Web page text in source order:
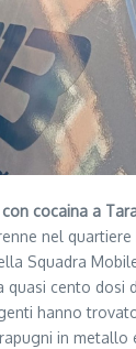
cocaina a
nel quartiere
Squadra
quasi cento dosi
hanno
in metallo